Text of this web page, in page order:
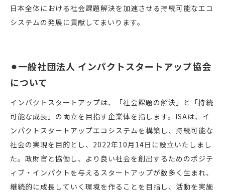
日本全体における社会課題解決を加速させる持続可能なエコ
システムの発展に貢献してまいります。
⚫︎一般社団法人 インパクトスタートアップ協会
について
インパクトスタートアップは、「社会課題の解決」と「持続
可能な成長」の両立を目指す企業体を指します。ISAは、イ
ンパクトスタートアップエコシステムを構築し、持続可能な
社会の実現を目的とし、2022年10月14日に設立いたしまし
た。政財官と協働し、より良い社会を創出するためのポジテ
ィブ・インパクトを与えるスタートアップが数多く生まれ、
継続的に成長していく環境を作ることを目指し、活動を実施